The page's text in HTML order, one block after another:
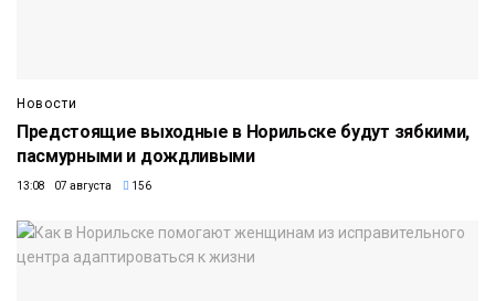
Новости
Предстоящие выходные в Норильске будут зябкими,
пасмурными и дождливыми
13:08 07 августа 156